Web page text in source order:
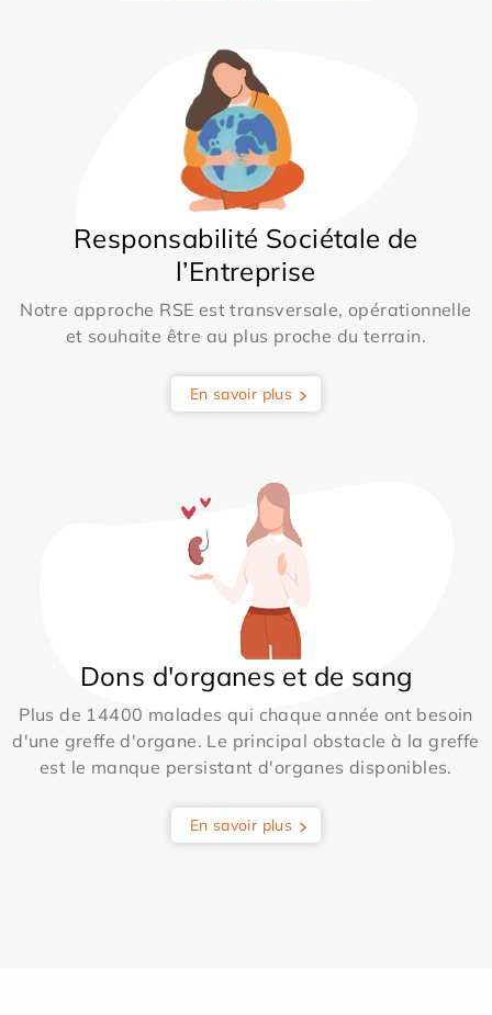
Responsabilité Sociétale de
l’Entreprise
Notre approche RSE est transversale, opérationnelle
et souhaite être au plus proche du terrain.
En savoir plus
Dons d'organes et de sang
Plus de 14400 malades qui chaque année ont besoin
d'une greffe d'organe. Le principal obstacle à la greffe
est le manque persistant d'organes disponibles.
En savoir plus